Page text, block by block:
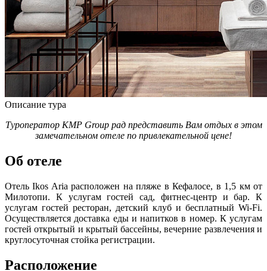
Описание тура
Туроператор KMP Group рад представить Вам отдых в этом
замечательном отеле по привлекательной цене!
Об отеле
Отель Ikos Aria расположен на пляже в Кефалосе, в 1,5 км от
Милотопи. К услугам гостей сад, фитнес-центр и бар. К
услугам гостей ресторан, детский клуб и бесплатный Wi-Fi.
Осуществляется доставка еды и напитков в номер. К услугам
гостей открытый и крытый бассейны, вечерние развлечения и
круглосуточная стойка регистрации.
Расположение